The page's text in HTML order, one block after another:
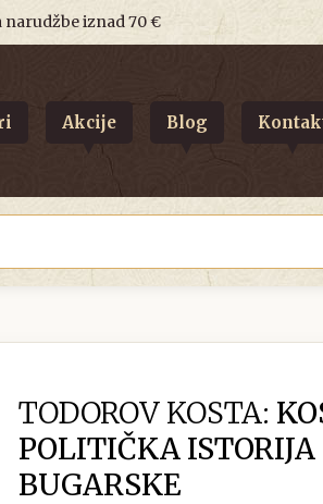
narudžbe iznad 70 €
Akcije Blog
TODOROV KOSTA:
POLITIČKA
BUGARSKE